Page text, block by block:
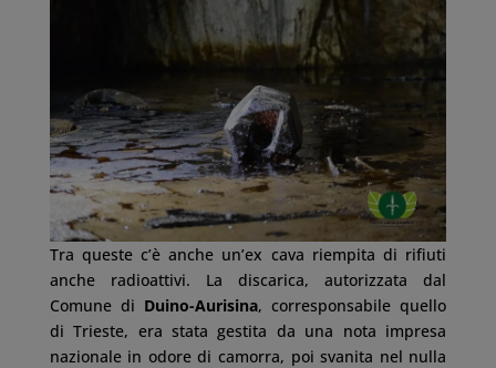
Tra queste c’è anche un’ex cava riempita di rifiuti
anche radioattivi. La discarica, autorizzata dal
Comune di Duino-Aurisina, corresponsabile quello
di Trieste, era stata gestita da una nota impresa
nazionale in odore di camorra, poi svanita nel nulla